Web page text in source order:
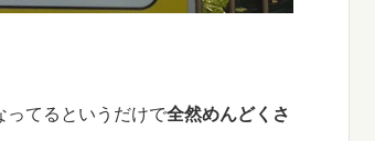
ってるというだけで全然めんどくさ